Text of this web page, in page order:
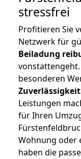
stressfrei
Profitieren Sie
Netzwerk für
Beiladung
besonderen
Leistungen
für Ihren
Wohnung oder
haben die